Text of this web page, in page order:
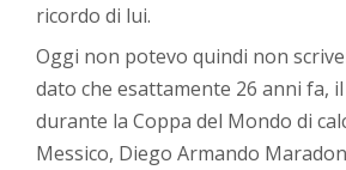
ricordo di lui.
Oggi non potevo quindi non
dato che esattamente 26 anni fa,
durante la Coppa del Mondo di
Messico, Diego Armando